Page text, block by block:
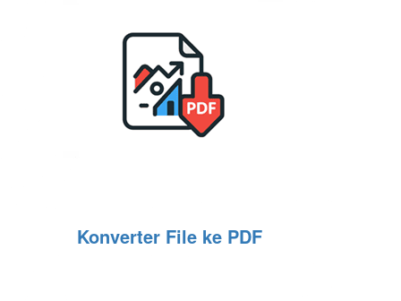
Konverter File ke PDF